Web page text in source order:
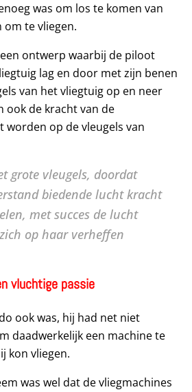
was om los te komen van
te vliegen.
ontwerp waarbij de piloot
lag en door met zijn benen
van het vliegtuig op en neer
ook de kracht van de
worden op de vleugels van
grote vleugels, doordat
biedende lucht kracht
met succes de lucht
op haar verheffen
vluchtige passie
ook was, hij had net niet
daadwerkelijk een machine te
kon vliegen.
was wel dat de vliegmachines